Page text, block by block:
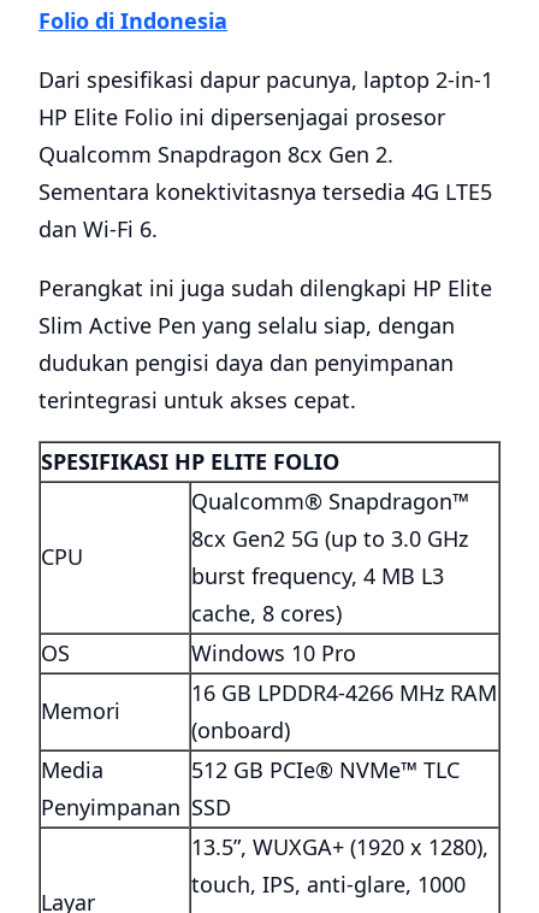
Folio di Indonesia
Dari spesifikasi dapur pacunya, laptop 2-in-1
HP Elite Folio ini dipersenjagai prosesor
Qualcomm Snapdragon 8cx Gen 2.
Sementara konektivitasnya tersedia 4G LTE5
dan Wi-Fi 6.
Perangkat ini juga sudah dilengkapi HP Elite
Slim Active Pen yang selalu siap, dengan
dudukan pengisi daya dan penyimpanan
terintegrasi untuk akses cepat.
SPESIFIKASI HP ELITE FOLIO
CPU
Qualcomm® Snapdragon™
8cx Gen2 5G (up to 3.0 GHz
burst frequency, 4 MB L3
cache, 8 cores)
OS
Windows 10 Pro
Memori
16 GB LPDDR4-4266 MHz RAM
(onboard)
Media
Penyimpanan
512 GB PCIe® NVMe™ TLC
SSD
Layar
13.5”, WUXGA+ (1920 x 1280),
touch, IPS, anti-glare, 1000